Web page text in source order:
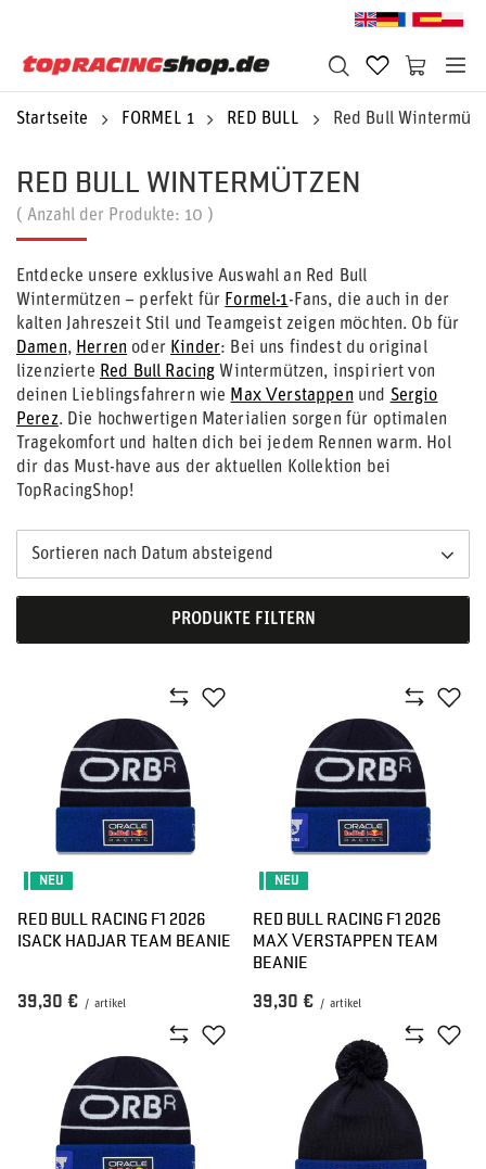
Startseite FORMEL 1 RED BULL Red Bull
RED BULL WINTERMÜTZEN
( Anzahl der Produkte: 10 )
Entdecke unsere exklusive Auswahl an Red Bull
Wintermützen – perfekt für Formel-1-Fans, die auch in der
kalten Jahreszeit Stil und Teamgeist zeigen möchten. Ob für
Damen, Herren oder Kinder: Bei uns findest du original
lizenzierte Red Bull Racing Wintermützen, inspiriert von
deinen Lieblingsfahrern wie Max Verstappen und Sergio
Perez. Die hochwertigen Materialien sorgen für optimalen
Tragekomfort und halten dich bei jedem Rennen warm. Hol
dir das Must-have aus der aktuellen Kollektion bei
TopRacingShop!
Sortieren nach Datum absteigend
PRODUKTE FILTERN
NEU
RED BULL RACING F1 2026
ISACK HADJAR TEAM BEANIE
39,30 € / artikel
NEU
RED BULL RACING F1 2026
MAX VERSTAPPEN TEAM
BEANIE
39,30 € / artikel